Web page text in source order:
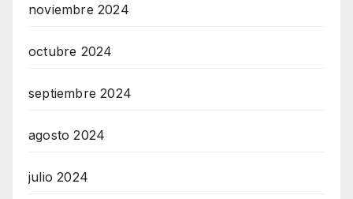
noviembre 2024
octubre 2024
septiembre 2024
agosto 2024
julio 2024